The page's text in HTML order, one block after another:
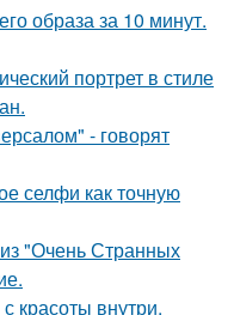
образа за 10 минут.
портрет в стиле
- говорят
селфи как точную
"Очень Странных
красоты внутри.